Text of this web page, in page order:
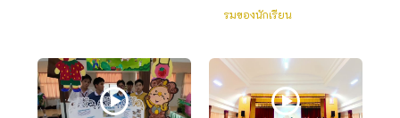
รมของนักเรียน